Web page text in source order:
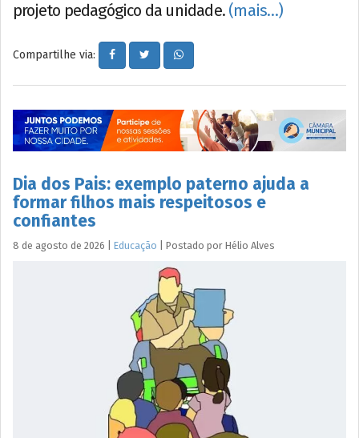
projeto pedagógico da unidade. (mais…)
Compartilhe via:
Dia dos Pais: exemplo paterno ajuda a
formar filhos mais respeitosos e
confiantes
8 de agosto de 2026 Educação Postado por Hélio Alves